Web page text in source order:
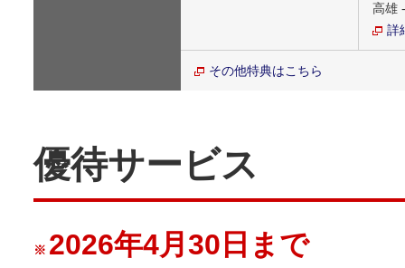
高雄
詳
その他特典はこちら
優待サービス
※ 2026年4月30日まで